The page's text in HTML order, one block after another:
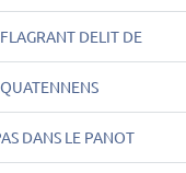
DELIT DE
DANS LE PANOT